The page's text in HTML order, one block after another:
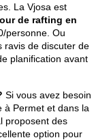
La Vjosa est
de rafting en
personne. Ou
de discuter de
planification avant
Si vous avez besoin
à Permet et dans la
proposent des
option pour